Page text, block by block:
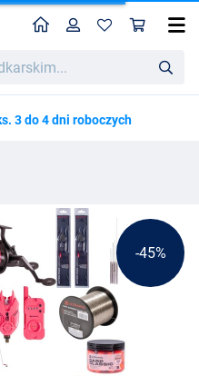
HomeProfil
3 do 4 dni roboczych
Ultimate Carp Queen Complete Set
784.69
-45%